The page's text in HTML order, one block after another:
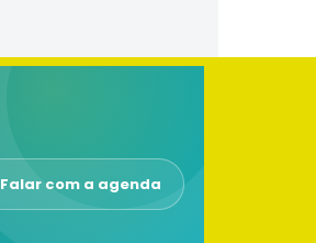
Falar com a agenda